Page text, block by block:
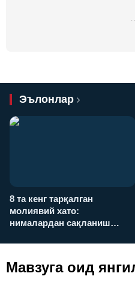
Эълонлар
8 та кенг тарқалган
молиявий хато:
нималардан сақланиш
Мавзуга оид